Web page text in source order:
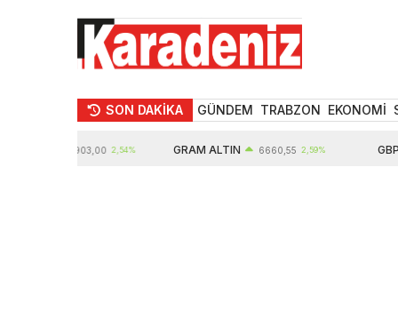
SON DAKİKA GÜNDEM TRABZON EKONOMİ
2,54% GRAM ALTIN 6660,55 2,59%